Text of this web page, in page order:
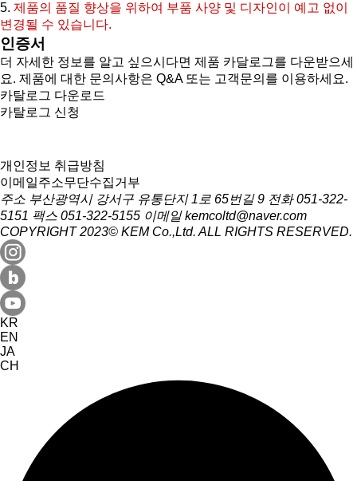
5. 제품의 품질 향상을 위하여 부품 사양 및 디자인이 예고 없이
변경될 수 있습니다.
인증서
더 자세한 정보를 알고 싶으시다면 제품 카달로그를 다운받으세
요. 제품에 대한 문의사항은 Q&A 또는 고객문의를 이용하세요.
카탈로그 다운로드
카탈로그 신청
개인정보 취급방침
이메일주소무단수집거부
주소 부산광역시 강서구 유통단지 1로 65번길 9 전화 051-322-
5151 팩스 051-322-5155 이메일 kemcoltd@naver.com
COPYRIGHT 2023© KEM Co.,Ltd. ALL RIGHTS RESERVED.
KR
EN
JA
CH